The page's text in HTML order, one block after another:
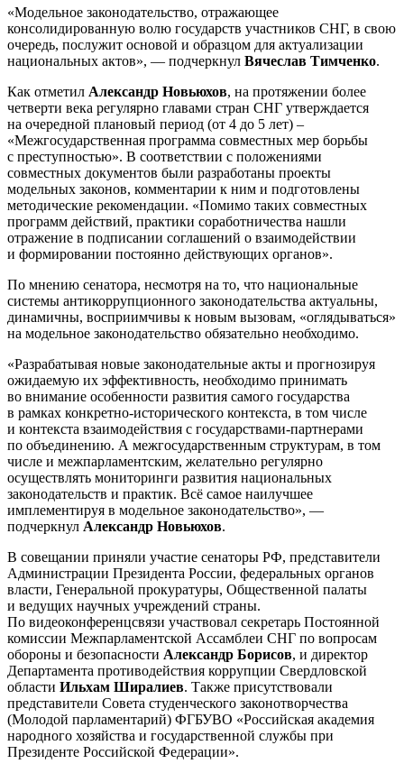
«Модельное законодательство, отражающее
консолидированную волю государств участников СНГ, в свою
очередь, послужит основой и образцом для актуализации
национальных актов», — подчеркнул Вячеслав Тимченко.
Как отметил Александр Новьюхов, на протяжении более
четверти века регулярно главами стран СНГ утверждается
на очередной плановый период (от 4 до 5 лет) –
«Межгосударственная программа совместных мер борьбы
с преступностью». В соответствии с положениями
совместных документов были разработаны проекты
модельных законов, комментарии к ним и подготовлены
методические рекомендации. «Помимо таких совместных
программ действий, практики соработничества нашли
отражение в подписании соглашений о взаимодействии
и формировании постоянно действующих органов».
По мнению сенатора, несмотря на то, что национальные
системы антикоррупционного законодательства актуальны,
динамичны, восприимчивы к новым вызовам, «оглядываться»
на модельное законодательство обязательно необходимо.
«Разрабатывая новые законодательные акты и прогнозируя
ожидаемую их эффективность, необходимо принимать
во внимание особенности развития самого государства
в рамках конкретно-исторического контекста, в том числе
и контекста взаимодействия с государствами-партнерами
по объединению. А межгосударственным структурам, в том
числе и межпарламентским, желательно регулярно
осуществлять мониторинги развития национальных
законодательств и практик. Всё самое наилучшее
имплементируя в модельное законодательство», —
подчеркнул Александр Новьюхов.
В совещании приняли участие сенаторы РФ, представители
Администрации Президента России, федеральных органов
власти, Генеральной прокуратуры, Общественной палаты
и ведущих научных учреждений страны.
По видеоконференцсвязи участвовал секретарь Постоянной
комиссии Межпарламентской Ассамблеи СНГ по вопросам
обороны и безопасности Александр Борисов, и директор
Департамента противодействия коррупции Свердловской
области Ильхам Ширалиев. Также присутствовали
представители Совета студенческого законотворчества
(Молодой парламентарий) ФГБУВО «Российская академия
народного хозяйства и государственной службы при
Президенте Российской Федерации».